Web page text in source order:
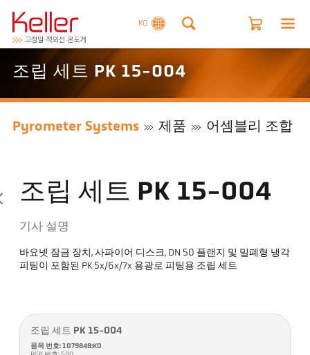
KO
조립 세트 PK 15-004
Pyrometer Systems 제품 어셈블리 조합
조립 세트 PK 15-004
기사 설명
바요넷 잠금 장치, 사파이어 디스크, DN 50 플랜지 및 밀폐형 냉각
피팅이 포함된 PK 5x/6x/7x 용광로 피팅용 조립 세트
조립 세트 PK 15-004
품목 번호: 1079848:KO